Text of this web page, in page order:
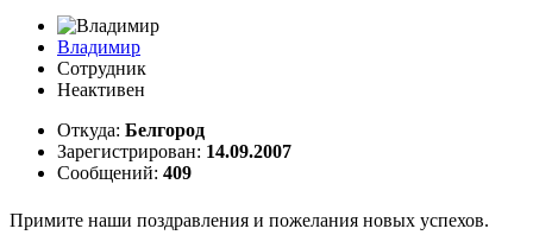
Владимир
Сотрудник
Неактивен
Откуда: Белгород
Зарегистрирован: 14.09.2007
Сообщений: 409
Примите наши поздравления и пожелания новых успехов.